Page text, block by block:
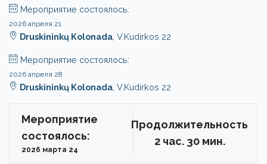
Мероприятие состоялось:
2026 апреля 21
Druskininkų Kolonada , V.Kudirkos 22
Мероприятие состоялось:
2026 апреля 28
Druskininkų Kolonada , V.Kudirkos 22
Мероприятие
состоялось:
2026 марта 24
Продолжительность
2 чac. 30 мин.